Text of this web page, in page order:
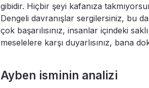
gibidir. Hiçbir şeyi kafanıza
Dengeli davranışlar sergilersiniz, bu
çok başarılısınız, insanlar içindeki
meselelere karşı duyarlısınız, bana
Ayben isminin analizi